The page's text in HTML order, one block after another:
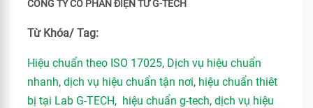
CÔNG TY CỔ PHẦN ĐIỆN TỬ G-TECH
Từ Khóa/ Tag:
Hiệu chuẩn theo ISO 17025, Dịch vụ hiệu chuẩn
nhanh, dịch vụ hiệu chuẩn tận nơi, hiệu chuẩn thiêt
bị tại Lab G-TECH, hiệu chuẩn g-tech, dịch vụ hiệu